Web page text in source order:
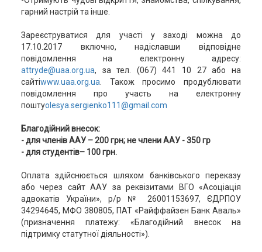
гарний настрій та інше.
Зареєструватися для участі у заході можна до
17.10.2017 включно, надіславши відповідне
повідомлення на електронну адресу:
attryde@uaa.org.ua, за тел. (067) 441 10 27 або на
сайтіwww.uaa.org.ua . Також просимо продублювати
повідомлення про участь на електронну
поштуolesya.sergienko111@gmail.com
Благодійний внесок:
- для членів ААУ – 200 грн; не члени ААУ - 350 гр
- для студентів– 100 грн.
Оплата здійснюється шляхом банківського переказу
або через сайт ААУ за реквізитами ВГО «Асоціація
адвокатів України», р/р № 26001153697, ЄДРПОУ
34294645, МФО 380805, ПАТ «Райффайзен Банк Аваль»
(призначення платежу: «Благодійний внесок на
підтримку статутної діяльності»).